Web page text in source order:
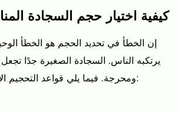
كيفية اختيار حجم السجادة
إن الخطأ في تحديد الحجم هو الخطأ
يرتكبه الناس. السجادة الصغيرة جدًا
ومحرجة. فيما يلي قواعد التحجيم الأساسية لكل مساحة: